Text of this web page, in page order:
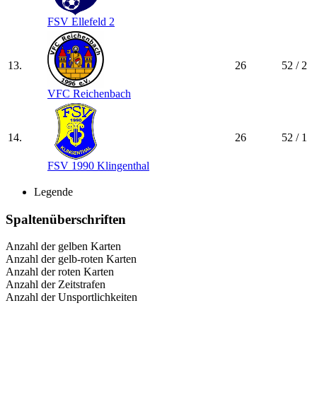
FSV Ellefeld 2
13.
VFC Reichenbach
26 52 / 2
14.
FSV 1990 Klingenthal
26 52 / 1
Legende
Spaltenüberschriften
Anzahl der gelben Karten
Anzahl der gelb-roten Karten
Anzahl der roten Karten
Anzahl der Zeitstrafen
Anzahl der Unsportlichkeiten